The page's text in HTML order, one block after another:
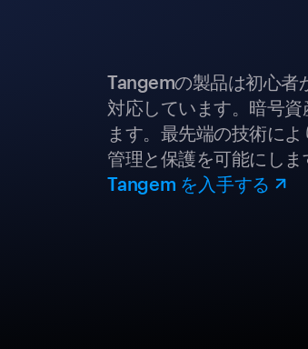
Tangemの製品は初心者
対応しています。暗号
ます。最先端の技術に
管理と保護を可能にしま
Tangem を入手する